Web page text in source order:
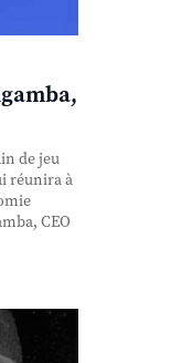
de jeu
réunira à
CEO